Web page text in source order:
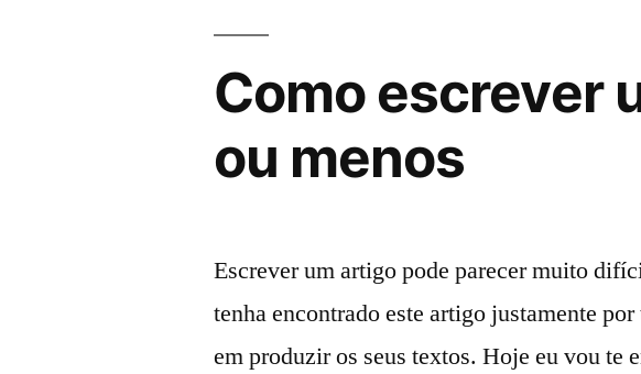
Como escrever
ou menos
Escrever um artigo pode parecer muito
tenha encontrado este artigo justamente
em produzir os seus textos. Hoje eu vou te